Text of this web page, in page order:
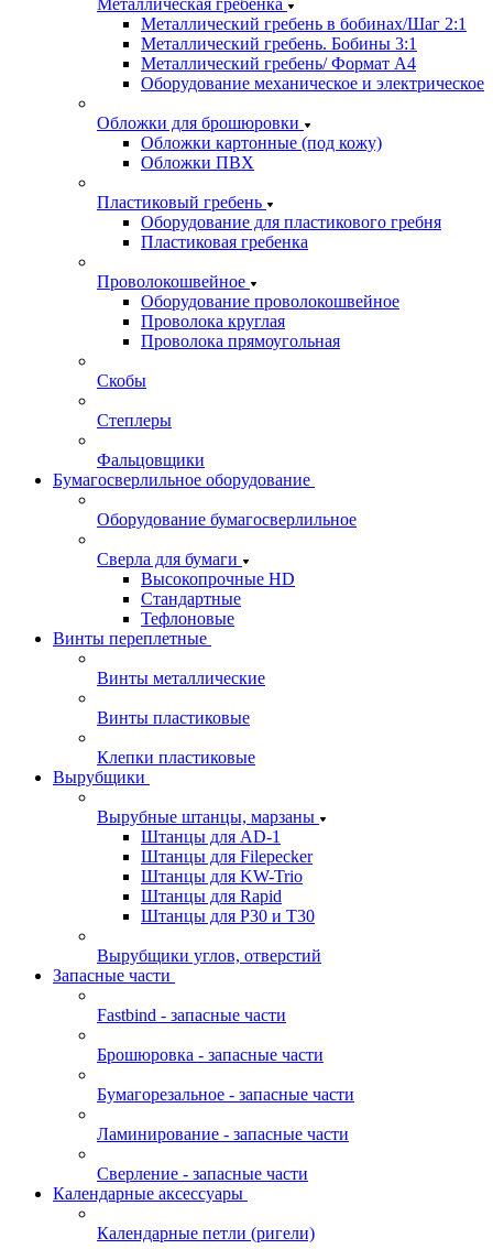
Металлическая гребенка
Металлический гребень в бобинах/Шаг 2:1
Металлический гребень. Бобины 3:1
Металлический гребень/ Формат А4
Оборудование механическое и электрическое
Обложки для брошюровки
Обложки картонные (под кожу)
Обложки ПВХ
Пластиковый гребень
Оборудование для пластикового гребня
Пластиковая гребенка
Проволокошвейное
Оборудование проволокошвейное
Проволока круглая
Проволока прямоугольная
Скобы
Степлеры
Фальцовщики
Бумагосверлильное оборудование
Оборудование бумагосверлильное
Сверла для бумаги
Высокопрочные HD
Стандартные
Тефлоновые
Винты переплетные
Винты металлические
Винты пластиковые
Клепки пластиковые
Вырубщики
Вырубные штанцы, марзаны
Штанцы для AD-1
Штанцы для Filepecker
Штанцы для KW-Trio
Штанцы для Rapid
Штанцы для Р30 и Т30
Вырубщики углов, отверстий
Запасные части
Fastbind - запасные части
Брошюровка - запасные части
Бумагорезальное - запасные части
Ламинирование - запасные части
Сверление - запасные части
Календарные аксессуары
Календарные петли (ригели)